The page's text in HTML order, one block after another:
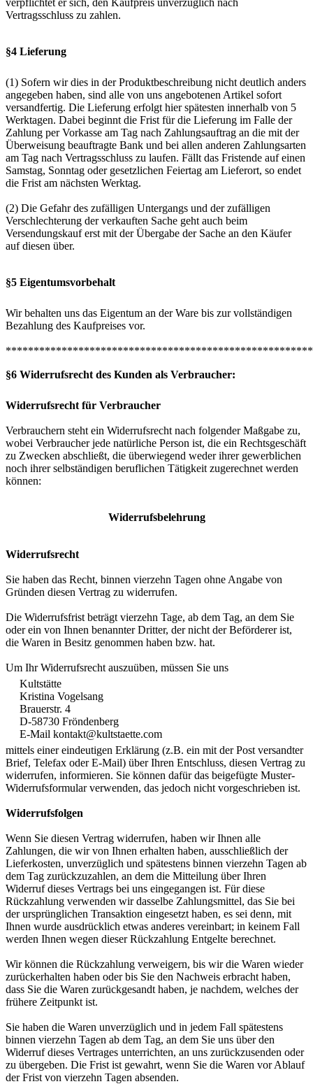
Vertragsschluss zu zahlen.
§4 Lieferung
(1) Sofern wir dies in der Produktbeschreibung nicht deutlich anders
angegeben haben, sind alle von uns angebotenen Artikel sofort
versandfertig. Die Lieferung erfolgt hier spätesten innerhalb von 5
Werktagen. Dabei beginnt die Frist für die Lieferung im Falle der
Zahlung per Vorkasse am Tag nach Zahlungsauftrag an die mit der
Überweisung beauftragte Bank und bei allen anderen Zahlungsarten
am Tag nach Vertragsschluss zu laufen. Fällt das Fristende auf einen
Samstag, Sonntag oder gesetzlichen Feiertag am Lieferort, so endet
die Frist am nächsten Werktag.
(2) Die Gefahr des zufälligen Untergangs und der zufälligen
Verschlechterung der verkauften Sache geht auch beim
Versendungskauf erst mit der Übergabe der Sache an den Käufer
auf diesen über.
§5 Eigentumsvorbehalt
Wir behalten uns das Eigentum an der Ware bis zur vollständigen
Bezahlung des Kaufpreises vor.
§6 Widerrufsrecht des Kunden als Verbraucher:
Widerrufsrecht für Verbraucher
Verbrauchern steht ein Widerrufsrecht nach folgender Maßgabe zu,
wobei Verbraucher jede natürliche Person ist, die ein Rechtsgeschäft
zu Zwecken abschließt, die überwiegend weder ihrer gewerblichen
noch ihrer selbständigen beruflichen Tätigkeit zugerechnet werden
können:
Widerrufsbelehrung
Widerrufsrecht
Sie haben das Recht, binnen vierzehn Tagen ohne Angabe von
Gründen diesen Vertrag zu widerrufen.
Die Widerrufsfrist beträgt vierzehn Tage, ab dem Tag, an dem Sie
oder ein von Ihnen benannter Dritter, der nicht der Beförderer ist,
die Waren in Besitz genommen haben bzw. hat.
Um Ihr Widerrufsrecht auszuüben, müssen Sie uns
Kultstätte
Kristina Vogelsang
Brauerstr. 4
D-58730 Fröndenberg
E-Mail kontakt@kultstaette.com
mittels einer eindeutigen Erklärung (z.B. ein mit der Post versandter
Brief, Telefax oder E-Mail) über Ihren Entschluss, diesen Vertrag zu
widerrufen, informieren. Sie können dafür das beigefügte Muster-
Widerrufsformular verwenden, das jedoch nicht vorgeschrieben ist.
Widerrufsfolgen
Wenn Sie diesen Vertrag widerrufen, haben wir Ihnen alle
Zahlungen, die wir von Ihnen erhalten haben, ausschließlich der
Lieferkosten, unverzüglich und spätestens binnen vierzehn Tagen ab
dem Tag zurückzuzahlen, an dem die Mitteilung über Ihren
Widerruf dieses Vertrags bei uns eingegangen ist. Für diese
Rückzahlung verwenden wir dasselbe Zahlungsmittel, das Sie bei
der ursprünglichen Transaktion eingesetzt haben, es sei denn, mit
Ihnen wurde ausdrücklich etwas anderes vereinbart; in keinem Fall
werden Ihnen wegen dieser Rückzahlung Entgelte berechnet.
Wir können die Rückzahlung verweigern, bis wir die Waren wieder
zurückerhalten haben oder bis Sie den Nachweis erbracht haben,
dass Sie die Waren zurückgesandt haben, je nachdem, welches der
frühere Zeitpunkt ist.
Sie haben die Waren unverzüglich und in jedem Fall spätestens
binnen vierzehn Tagen ab dem Tag, an dem Sie uns über den
Widerruf dieses Vertrages unterrichten, an uns zurückzusenden oder
zu übergeben. Die Frist ist gewahrt, wenn Sie die Waren vor Ablauf
der Frist von vierzehn Tagen absenden.